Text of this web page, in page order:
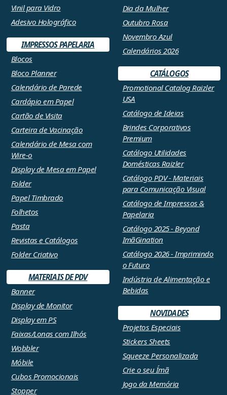
Vinil para Vidro
Adesivo Holográfico
IMPRESSOS PAPELARIA
Blocos
Bloco Planner
Calendário de Parede
Cardápio em Papel
Cartão de Visita
Carteira de Vacinação
Calendário de Mesa com
Wire-o
Display de Mesa em Papel
Folder
Papel Timbrado
Folhetos
Pasta
Revistas e Catálogos
Folder Criativo
MATERIAIS DE PDV
Banner
Display de Monitor
Display em PS
Faixas/Lonas com Ilhós
Wobbler
Móbile
Cubos Promocionais
Stopper
Dia da Mulher
Outubro Rosa
Novembro Azul
Calendários 2026
CATÁLOGOS
Promotional Catalog Raizler
USA
Catálogo de Ideias
Brindes Corporativos
Premium
Catálogo Utilidades
Domésticas Raizler
Catálogo PDV - Materiais
para Comunicação Visual
Catálogo de Impressos &
Papelaria
Catálogo 2025 - Beyond
ImãGination
Catálogo 2026 - Imprimindo
o Futuro
Indústria de Alimentação e
Bebidas
NOVIDADES
Projetos Especiais
Stickers Sheets
Squeeze Personalizada
Crie o seu Ímã
Jogo da Memória